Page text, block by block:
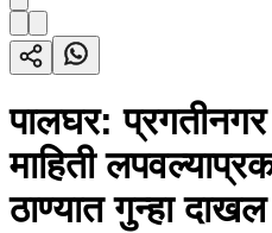
पालघर:
माहिती
ठाण्यात गुन्हा दाखल